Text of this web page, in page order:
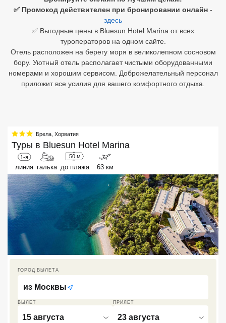
✅ Промокод действителен при бронировании онлайн -
здесь
✅ Выгодные цены в Bluesun Hotel Marina от всех
туроператоров на одном сайте.
Отель расположен на берегу моря в великолепном сосновом
бору. Уютный отель располагает чистыми оборудованными
номерами и хорошим сервисом. Доброжелательный персонал
приложит все усилия для вашего комфортного отдыха.
Брела, Хорватия
Туры в Bluesun Hotel Marina
1-я
линия галька
50 м
до пляжа 63 км
ВЫЛЕТ
15 августа
ПРИЛЕТ
23 августа
ГОРОД ВЫЛЕТА
из Москвы
Шри Ланка
Бали
Северный Гоа
Южный Гоа
Занзибар
Абхазия
Большой Сочи
Кав Мин Воды
ТОП 10 лучших отелей 5*